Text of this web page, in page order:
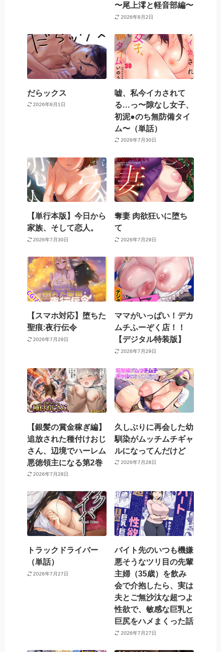
〜尾上澪と軽音部編〜
2026年8月2日
だらックス
2026年8月1日
嘘、私今イカされて
る…っ〜隙なし女子、
初泥●のち無防備タイ
ム〜（単話）
2026年7月30日
【単行本版】今日から
家族、そして恋人。
2026年7月30日
奪妻 肉欲狂いに堕ち
て
2026年7月29日
【スマホ対応】堕ちた
聖痕:夜行伝令
2026年7月29日
ママがいっぱい！デカ
ムチふーぞく店！！
【デジタル特装版】
2026年7月29日
【銀髪の賞金稼ぎ編】
追放された種付けおじ
さん、辺境でハーレム
悪徳領主になる第2巻
2026年7月28日
久しぶりに再会した幼
馴染がムッチムチギャ
ルになってんだけど
2026年7月28日
トラックドライバー
（単話）
2026年7月27日
バイト先のいつも機嫌
悪そうなツリ目の先輩
主婦（35歳）を飲み
会で介抱したら、実は
夫とご無沙汰な超つよ
性欲で、敏感な巨乳と
巨尻をハメまくった話
2026年7月27日